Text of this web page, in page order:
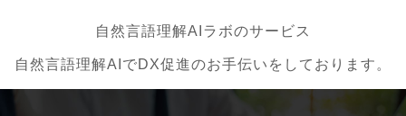
自然言語理解AIラボのサービス
自然言語理解AIでDX促進のお手伝いをしております。